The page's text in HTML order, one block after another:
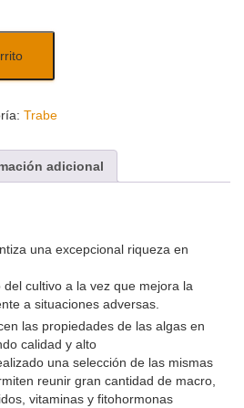
Trabe
adicional
una excepcional riqueza en
cultivo a la vez que mejora la
a situaciones adversas.
las propiedades de las algas en
calidad y alto
una selección de las mismas
reunir gran cantidad de macro,
vitaminas y fitohormonas